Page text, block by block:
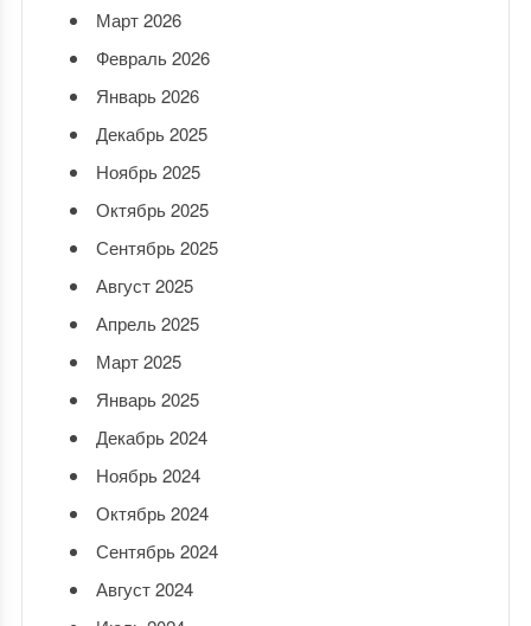
Март 2026
Февраль 2026
Январь 2026
Декабрь 2025
Ноябрь 2025
Октябрь 2025
Сентябрь 2025
Август 2025
Апрель 2025
Март 2025
Январь 2025
Декабрь 2024
Ноябрь 2024
Октябрь 2024
Сентябрь 2024
Август 2024